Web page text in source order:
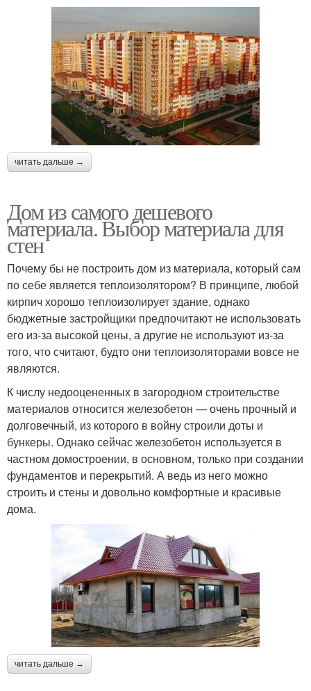
читать дальше →
Дом из самого дешевого
материала. Выбор материала для
стен
Почему бы не построить дом из материала, который сам
по себе является теплоизолятором? В принципе, любой
кирпич хорошо теплоизолирует здание, однако
бюджетные застройщики предпочитают не использовать
его из-за высокой цены, а другие не используют из-за
того, что считают, будто они теплоизоляторами вовсе не
являются.
К числу недооцененных в загородном строительстве
материалов относится железобетон — очень прочный и
долговечный, из которого в войну строили доты и
бункеры. Однако сейчас железобетон используется в
частном домостроении, в основном, только при создании
фундаментов и перекрытий. А ведь из него можно
строить и стены и довольно комфортные и красивые
дома.
читать дальше →